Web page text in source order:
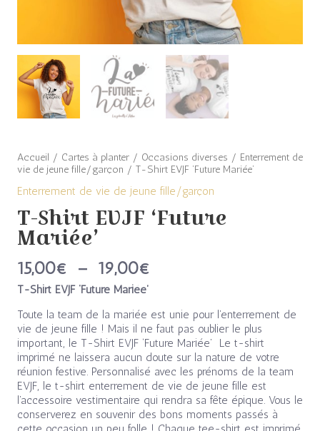
Accueil / Cartes à planter/ Occasions diverses / Enterrement de
vie de jeune fille/garçon / T-Shirt EVJF ‘Future Mariée’
Enterrement de vie de jeune fille/garçon
T-Shirt EVJF ‘Future
Mariée’
15,00€ – 19,00€
T-Shirt EVJF ‘Future Mariée’
Toute la team de la mariée est unie pour l’enterrement de
vie de jeune fille ! Mais il ne faut pas oublier le plus
important, le T-Shirt EVJF ‘Future Mariée’ Le t-shirt
imprimé ne laissera aucun doute sur la nature de votre
réunion festive. Personnalisé avec les prénoms de la team
EVJF, le t-shirt enterrement de vie de jeune fille est
l’accessoire vestimentaire qui rendra sa fête épique. Vous le
conserverez en souvenir des bons moments passés à